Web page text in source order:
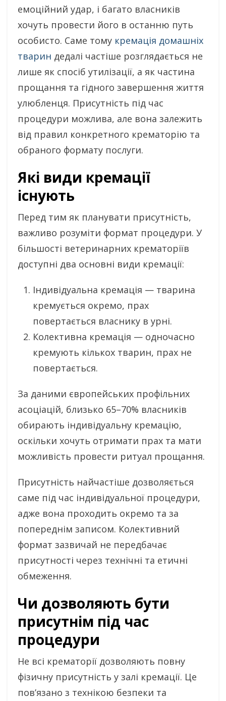
емоційний удар, і багато власників
хочуть провести його в останню путь
особисто. Саме тому кремація домашніх
тварин дедалі частіше розглядається не
лише як спосіб утилізації, а як частина
прощання та гідного завершення життя
улюбленця. Присутність під час
процедури можлива, але вона залежить
від правил конкретного крематорію та
обраного формату послуги.
Які види кремації
існують
Перед тим як планувати присутність,
важливо розуміти формат процедури. У
більшості ветеринарних крематоріїв
доступні два основні види кремації:
Індивідуальна кремація — тварина
кремується окремо, прах
повертається власнику в урні.
Колективна кремація — одночасно
кремують кількох тварин, прах не
повертається.
За даними європейських профільних
асоціацій, близько 65–70% власників
обирають індивідуальну кремацію,
оскільки хочуть отримати прах та мати
можливість провести ритуал прощання.
Присутність найчастіше дозволяється
саме під час індивідуальної процедури,
адже вона проходить окремо та за
попереднім записом. Колективний
формат зазвичай не передбачає
присутності через технічні та етичні
обмеження.
Чи дозволяють бути
присутнім під час
процедури
Не всі крематорії дозволяють повну
фізичну присутність у залі кремації. Це
пов’язано з технікою безпеки та